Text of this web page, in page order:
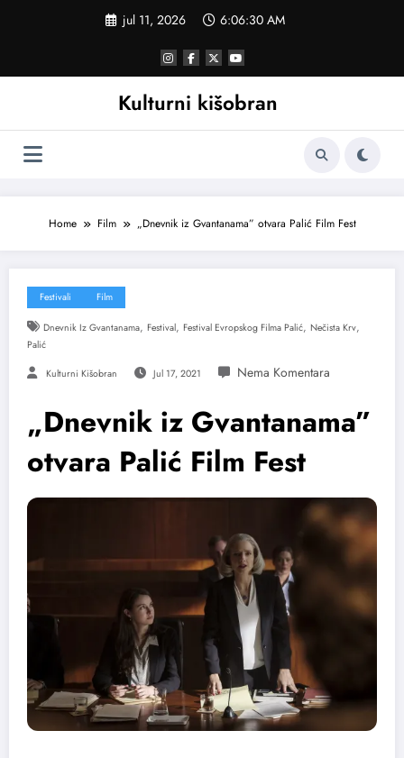
jul 11, 2026 6:06:31 AM
Kulturni kišobran
Home Film „Dnevnik iz Gvantanama” otvara Palić Film Fest
Festivali Film
Dnevnik Iz Gvantanama, Festival, Festival Evropskog Filma Palić, Nečista Krv,
Palić
Kulturni Kišobran Jul 17, 2021
„Dnevnik iz Gvantanama”
otvara Palić Film Fest